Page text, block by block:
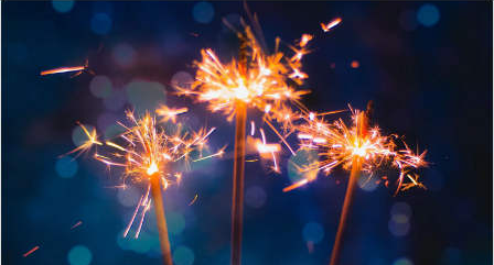
Читать в Telegram
Не всем удается отмечать праздники в шумной
компании, а кто-то может вообще остаться один
Новый год. Однако расстраиваться из-за этого
не стоит. Главное - правильный настрой,
утверждают психологи и дают дельные советы,
как справиться с унынием в такой ситуации,
чтобы чувствовать себя комфортно и спокойно.